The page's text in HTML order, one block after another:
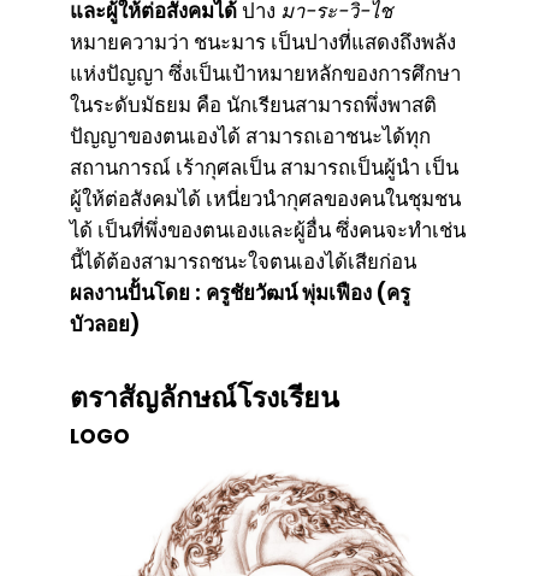
และผู้ให้ต่อสังคมได้ปาง มา-ระ-วิ-ไช
หมายความว่า ชนะมาร เป็นปางที่แสดงถึงพลัง
แห่งปัญญา ซึ่งเป็นเป้าหมายหลักของการศึกษา
ในระดับมัธยม คือ นักเรียนสามารถพึ่งพาสติ
ปัญญาของตนเองได้ สามารถเอาชนะได้ทุก
สถานการณ์ เร้ากุศลเป็น สามารถเป็นผู้นำ เป็น
ผู้ให้ต่อสังคมได้ เหนี่ยวนำกุศลของคนในชุมชน
ได้ เป็นที่พึ่งของตนเองและผู้อื่น ซึ่งคนจะทำเช่น
นี้ได้ต้องสามารถชนะใจตนเองได้เสียก่อน
ผลงานปั้นโดย : ครูชัยวัฒน์ พุ่มเฟือง (ครู
บัวลอย)
ตราสัญลักษณ์โรงเรียน
LOGO